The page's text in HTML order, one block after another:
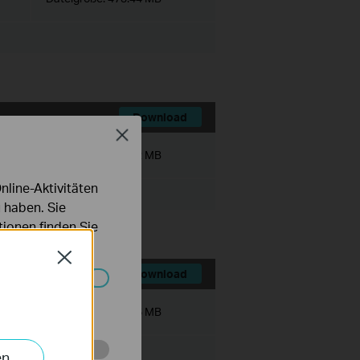
Download
536.72 MB
Download
467.56 MB
Close
Aktivitäten
Sie
finden Sie
nicht
Close